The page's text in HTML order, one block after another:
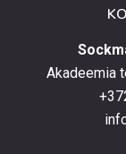
olla
kursis
toodetega,
Akadeemia